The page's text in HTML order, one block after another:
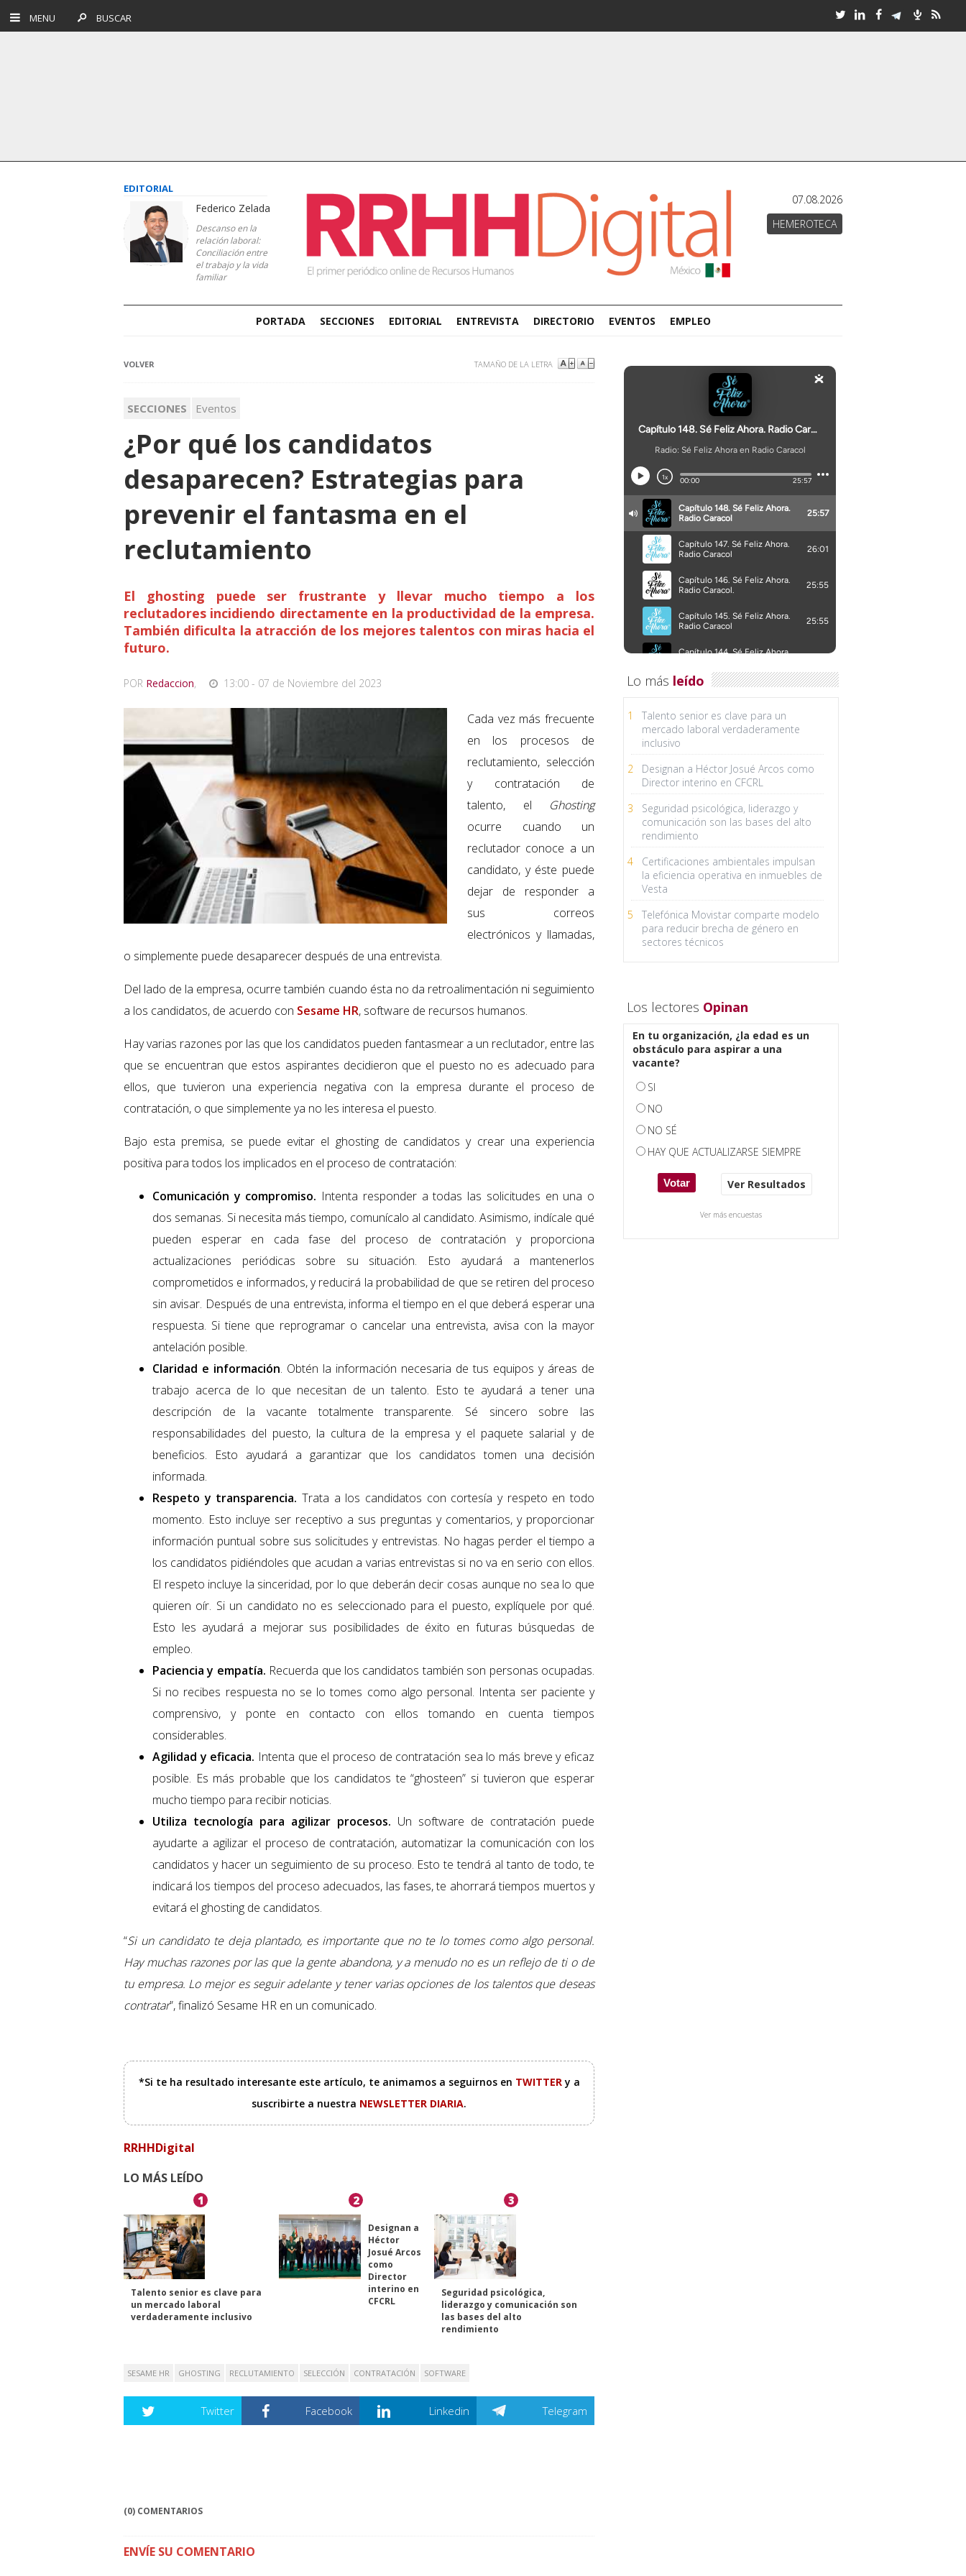
MENU BUSCAR
EDITORIAL
Federico Zelada
Descanso en la
relación laboral:
Conciliación entre
el trabajo y la vida
familiar
07.08.2026
HEMEROTECA
PORTADA SECCIONES EDITORIAL ENTREVISTA DIRECTORIO EVENTOS EMPLEO
VOLVER TAMAÑO DE LA LETRA
SECCIONES Eventos
¿Por qué los candidatos
desaparecen? Estrategias para
prevenir el fantasma en el
reclutamiento
El ghosting puede ser frustrante y llevar mucho tiempo a los
reclutadores incidiendo directamente en la productividad de la empresa.
También dificulta la atracción de los mejores talentos con miras hacia el
futuro.
POR Redaccion, 13:00 - 07 de Noviembre del 2023
Cada vez más frecuente
en los procesos de
reclutamiento, selección
y contratación de
talento, el Ghosting
ocurre cuando un
reclutador conoce a un
candidato, y éste puede
dejar de responder a
sus correos
electrónicos y llamadas,
o simplemente puede desaparecer después de una entrevista.
Del lado de la empresa, ocurre también cuando ésta no da retroalimentación ni seguimiento
a los candidatos, de acuerdo con Sesame HR, software de recursos humanos.
Hay varias razones por las que los candidatos pueden fantasmear a un reclutador, entre las
que se encuentran que estos aspirantes decidieron que el puesto no es adecuado para
ellos, que tuvieron una experiencia negativa con la empresa durante el proceso de
contratación, o que simplemente ya no les interesa el puesto.
Bajo esta premisa, se puede evitar el ghosting de candidatos y crear una experiencia
positiva para todos los implicados en el proceso de contratación:
Comunicación y compromiso. Intenta responder a todas las solicitudes en una o
dos semanas. Si necesita más tiempo, comunícalo al candidato. Asimismo, indícale qué
pueden esperar en cada fase del proceso de contratación y proporciona
actualizaciones periódicas sobre su situación. Esto ayudará a mantenerlos
comprometidos e informados, y reducirá la probabilidad de que se retiren del proceso
sin avisar. Después de una entrevista, informa el tiempo en el que deberá esperar una
respuesta. Si tiene que reprogramar o cancelar una entrevista, avisa con la mayor
antelación posible.
Claridad e información. Obtén la información necesaria de tus equipos y áreas de
trabajo acerca de lo que necesitan de un talento. Esto te ayudará a tener una
descripción de la vacante totalmente transparente. Sé sincero sobre las
responsabilidades del puesto, la cultura de la empresa y el paquete salarial y de
beneficios. Esto ayudará a garantizar que los candidatos tomen una decisión
informada.
Respeto y transparencia. Trata a los candidatos con cortesía y respeto en todo
momento. Esto incluye ser receptivo a sus preguntas y comentarios, y proporcionar
información puntual sobre sus solicitudes y entrevistas. No hagas perder el tiempo a
los candidatos pidiéndoles que acudan a varias entrevistas si no va en serio con ellos.
El respeto incluye la sinceridad, por lo que deberán decir cosas aunque no sea lo que
quieren oír. Si un candidato no es seleccionado para el puesto, explíquele por qué.
Esto les ayudará a mejorar sus posibilidades de éxito en futuras búsquedas de
empleo.
Paciencia y empatía. Recuerda que los candidatos también son personas ocupadas.
Si no recibes respuesta no se lo tomes como algo personal. Intenta ser paciente y
comprensivo, y ponte en contacto con ellos tomando en cuenta tiempos
considerables.
Agilidad y eficacia. Intenta que el proceso de contratación sea lo más breve y eficaz
posible. Es más probable que los candidatos te “ghosteen” si tuvieron que esperar
mucho tiempo para recibir noticias.
Utiliza tecnología para agilizar procesos. Un software de contratación puede
ayudarte a agilizar el proceso de contratación, automatizar la comunicación con los
candidatos y hacer un seguimiento de su proceso. Esto te tendrá al tanto de todo, te
indicará los tiempos del proceso adecuados, las fases, te ahorrará tiempos muertos y
evitará el ghosting de candidatos.
“Si un candidato te deja plantado, es importante que no te lo tomes como algo personal.
Hay muchas razones por las que la gente abandona, y a menudo no es un reflejo de ti o de
tu empresa. Lo mejor es seguir adelante y tener varias opciones de los talentos que deseas
contratar”, finalizó Sesame HR en un comunicado.
*Si te ha resultado interesante este artículo, te animamos a seguirnos en TWITTERy a
suscribirte a nuestra NEWSLETTER DIARIA.
RRHHDigital
LO MÁS LEÍDO
1
Talento senior es clave para
un mercado laboral
verdaderamente inclusivo
2
Designan a
Héctor
Josué Arcos
como
Director
interino en
CFCRL
3
Seguridad psicológica,
liderazgo y comunicación son
las bases del alto
rendimiento
SESAME HR GHOSTING RECLUTAMIENTO SELECCIÓN CONTRATACIÓN SOFTWARE
Twitter Facebook Linkedin Telegram
(0) COMENTARIOS
ENVÍE SU COMENTARIO
Lo más leído
1
Talento senior es clave para un
mercado laboral verdaderamente
inclusivo
2
Designan a Héctor Josué Arcos como
Director interino en CFCRL
3
Seguridad psicológica, liderazgo y
comunicación son las bases del alto
rendimiento
4
Certificaciones ambientales impulsan
la eficiencia operativa en inmuebles de
Vesta
5
Telefónica Movistar comparte modelo
para reducir brecha de género en
sectores técnicos
Los lectores Opinan
En tu organización, ¿la edad es un
obstáculo para aspirar a una
vacante?
SI
NO
NO SÉ
HAY QUE ACTUALIZARSE SIEMPRE
Ver Resultados
Ver más encuestas